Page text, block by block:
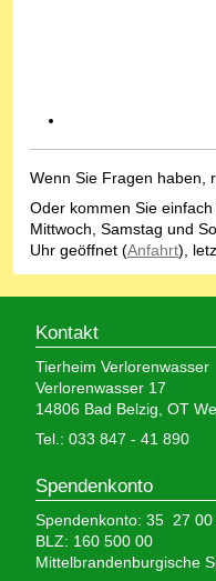
Wenn Sie Fragen haben,
Oder kommen Sie
Mittwoch, Samstag und
Uhr geöffnet (Anfahrt),
Kontakt
Tierheim Verlorenwasser
Verlorenwasser 17
14806 Bad Belzig, OT
Tel.: 033 847 - 41 890
Spendenkonto
Spendenkonto: 35 27 00
BLZ: 160 500 00
Mittelbrandenburgische